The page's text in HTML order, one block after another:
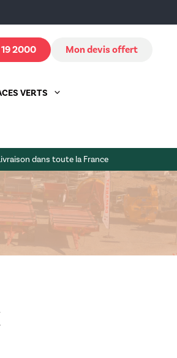
2000 Mon devis offert
Bétaillère
Moutonnière
Van bovin
arrière
distributrice
reprise
chariot
VERTS
verticale
horizontale
dans toute la France